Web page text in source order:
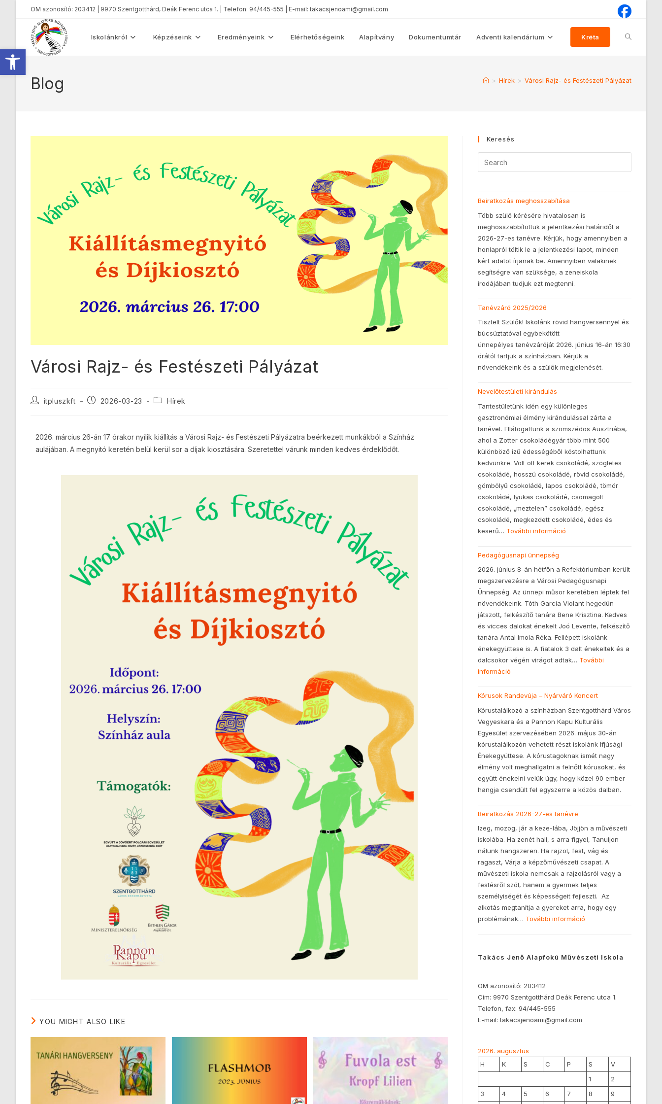
Eszköztár megnyitása
OM azonosító: 203412 | 9970 Szentgotthárd, Deák Ferenc utca 1. | Telefon: 94/445-555 | E-mail: takacsjenoami@gmail.com
Iskolánkról Képzéseink Eredményeink Elérhetőségeink Alapítvány Dokumentumtár Adventi kalendárium Kréta
Blog > Hírek > Városi Rajz- és Festészeti Pályázat
Városi Rajz- és Festészeti Pályázat
itpluszkft 2026-03-23 Hírek
2026. március 26-án 17 órakor nyílik kiállítás a Városi Rajz- és Festészeti Pályázatra beérkezett munkákból a Színház
aulájában. A megnyitó keretén belül kerül sor a díjak kiosztására. Szeretettel várunk minden kedves érdeklődőt.
YOU MIGHT ALSO LIKE
Keresés
Beiratkozás meghosszabítása
Több szülő kérésére hivatalosan is
meghosszabbítottuk a jelentkezési határidőt a
2026-27-es tanévre. Kérjük, hogy amennyiben a
honlapról töltik le a jelentkezési lapot, minden
kért adatot írjanak be. Amennyiben valakinek
segítségre van szüksége, a zeneiskola
irodájában tudjuk ezt megtenni.
Tanévzáró 2025/2026
Tisztelt Szülők! Iskolánk rövid hangversennyel és
búcsúztatóval egybekötött
ünnepélyes tanévzáróját 2026. június 16-án 16:30
órától tartjuk a színházban. Kérjük a
növendékeink és a szülők megjelenését.
Nevelőtestületi kirándulás
Tantestületünk idén egy különleges
gasztronómiai élmény kirándulással zárta a
tanévet. Ellátogattunk a szomszédos Ausztriába,
ahol a Zotter csokoládégyár több mint 500
különböző ízű édességéből kóstolhattunk
kedvünkre. Volt ott kerek csokoládé, szögletes
csokoládé, hosszú csokoládé, rövid csokoládé,
gömbölyű csokoládé, lapos csokoládé, tömör
csokoládé, lyukas csokoládé, csomagolt
csokoládé, „meztelen” csokoládé, egész
csokoládé, megkezdett csokoládé, édes és
keserű… További információ
Pedagógusnapi ünnepség
2026. június 8-án hétfőn a Refektóriumban került
megszervezésre a Városi Pedagógusnapi
Ünnepség. Az ünnepi műsor keretében léptek fel
növendékeink. Tóth Garcia Violant hegedűn
játszott, felkészítő tanára Bene Krisztina. Kedves
és vicces dalokat énekelt Joó Levente, felkészítő
tanára Antal Imola Réka. Fellépett iskolánk
énekegyüttese is. A fiatalok 3 dalt énekeltek és a
dalcsokor végén virágot adtak… További
információ
Kórusok Randevúja – Nyárváró Koncert
Kórustalálkozó a színházban Szentgotthárd Város
Vegyeskara és a Pannon Kapu Kulturális
Egyesület szervezésében 2026. május 30-án
kórustalálkozón vehetett részt iskolánk Ifjúsági
Énekegyüttese. A kórustagoknak ismét nagy
élmény volt meghallgatni a felnőtt kórusokat, és
együtt énekelni velük úgy, hogy közel 90 ember
hangja csendült fel egyszerre a közös dalban.
Beiratkozás 2026-27-es tanévre
Izeg, mozog, jár a keze-lába, Jöjjön a művészeti
iskolába. Ha zenét hall, s arra figyel, Tanuljon
nálunk hangszeren. Ha rajzol, fest, vág és
ragaszt, Várja a képzőművészeti csapat. A
művészeti iskola nemcsak a rajzolásról vagy a
festésről szól, hanem a gyermek teljes
személyiségét és képességeit fejleszti. Az
alkotás megtanítja a gyereket arra, hogy egy
problémának… További információ
Takács Jenő Alapfokú Művészeti Iskola
OM azonosító: 203412
Cím: 9970 Szentgotthárd Deák Ferenc utca 1.
Telefon, fax: 94/445-555
E-mail: takacsjenoami@gmail.com
2026. augusztus
H
K S C P S
V
1
2
3
4 5 6 7 8 9